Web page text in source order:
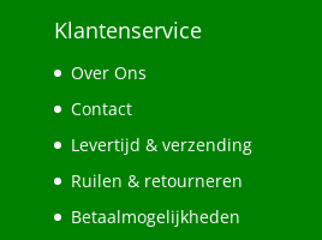
Klantenservice
Over Ons
Contact
Levertijd & verzending
Ruilen & retourneren
Betaalmogelijkheden